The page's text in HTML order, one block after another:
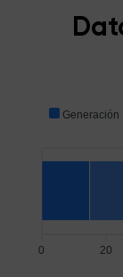
Generación
20
0